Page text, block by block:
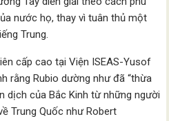
nước họ, thay vì tuân thủ một
Trung.
cấp cao tại Viện ISEAS-Yusof
rằng Rubio dường như đã “thừa
dịch của Bắc Kinh từ những người
Trung Quốc như Robert